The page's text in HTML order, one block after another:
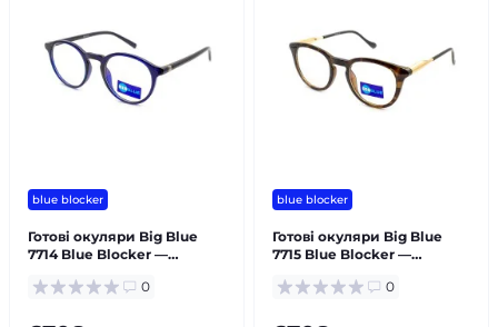
blue blocker
Готові окуляри Big Blue
7714 Blue Blocker —
універсальні
0
blue blocker
Готові окуляри Big Blue
7715 Blue Blocker —
універсальні
0